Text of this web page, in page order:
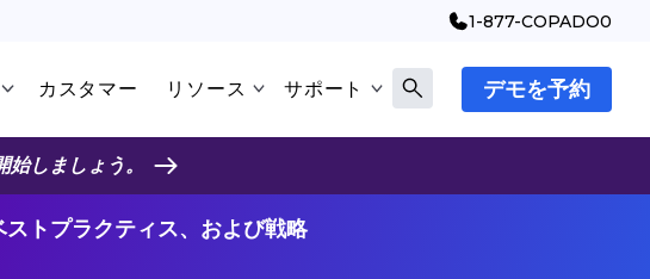
1-877-COPADO0
カスタマー リソース サポート デモを予約
しましょう。
トプラクティス、および戦略